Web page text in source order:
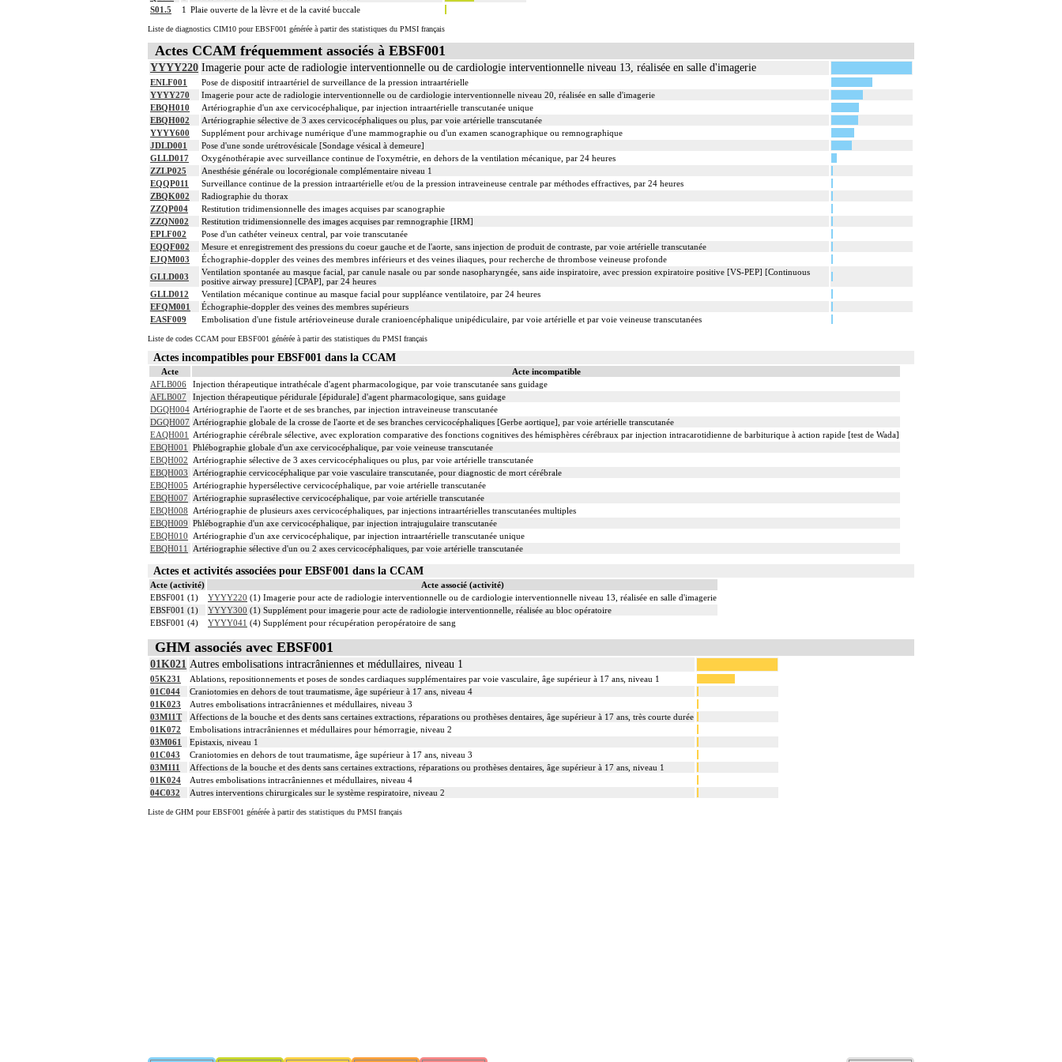
S01.5
1 Plaie ouverte de la lèvre et de la cavité buccale
Liste de diagnostics CIM10 pour EBSF001 générée à partir des statistiques du PMSI français
Actes CCAM fréquemment associés à EBSF001
YYYY220 Imagerie pour acte de radiologie interventionnelle ou de cardiologie interventionnelle niveau 13, réalisée en salle d'imagerie
ENLF001
Pose de dispositif intraartériel de surveillance de la pression intraartérielle
YYYY270
Imagerie pour acte de radiologie interventionnelle ou de cardiologie interventionnelle niveau 20, réalisée en salle d'imagerie
EBQH010
Artériographie d'un axe cervicocéphalique, par injection intraartérielle transcutanée unique
EBQH002
Artériographie sélective de 3 axes cervicocéphaliques ou plus, par voie artérielle transcutanée
YYYY600
Supplément pour archivage numérique d'une mammographie ou d'un examen scanographique ou remnographique
JDLD001
Pose d'une sonde urétrovésicale [Sondage vésical à demeure]
GLLD017
Oxygénothérapie avec surveillance continue de l'oxymétrie, en dehors de la ventilation mécanique, par 24 heures
ZZLP025
Anesthésie générale ou locorégionale complémentaire niveau 1
EQQP011
Surveillance continue de la pression intraartérielle et/ou de la pression intraveineuse centrale par méthodes effractives, par 24 heures
ZBQK002
Radiographie du thorax
ZZQP004
Restitution tridimensionnelle des images acquises par scanographie
ZZQN002
Restitution tridimensionnelle des images acquises par remnographie [IRM]
EPLF002
Pose d'un cathéter veineux central, par voie transcutanée
EQQF002
Mesure et enregistrement des pressions du coeur gauche et de l'aorte, sans injection de produit de contraste, par voie artérielle transcutanée
EJQM003
Échographie-doppler des veines des membres inférieurs et des veines iliaques, pour recherche de thrombose veineuse profonde
GLLD003
Ventilation spontanée au masque facial, par canule nasale ou par sonde nasopharyngée, sans aide inspiratoire, avec pression expiratoire positive [VS-PEP] [Continuous
positive airway pressure] [CPAP], par 24 heures
GLLD012
Ventilation mécanique continue au masque facial pour suppléance ventilatoire, par 24 heures
EFQM001
Échographie-doppler des veines des membres supérieurs
EASF009
Embolisation d'une fistule artérioveineuse durale cranioencéphalique unipédiculaire, par voie artérielle et par voie veineuse transcutanées
Liste de codes CCAM pour EBSF001 générée à partir des statistiques du PMSI français
Actes incompatibles pour EBSF001 dans la CCAM
Acte
Acte incompatible
AFLB006
Injection thérapeutique intrathécale d'agent pharmacologique, par voie transcutanée sans guidage
AFLB007
Injection thérapeutique péridurale [épidurale] d'agent pharmacologique, sans guidage
DGQH004 Artériographie de l'aorte et de ses branches, par injection intraveineuse transcutanée
DGQH007 Artériographie globale de la crosse de l'aorte et de ses branches cervicocéphaliques [Gerbe aortique], par voie artérielle transcutanée
EAQH001 Artériographie cérébrale sélective, avec exploration comparative des fonctions cognitives des hémisphères cérébraux par injection intracarotidienne de barbiturique à action rapide [test de Wada]
EBQH001 Phlébographie globale d'un axe cervicocéphalique, par voie veineuse transcutanée
EBQH002 Artériographie sélective de 3 axes cervicocéphaliques ou plus, par voie artérielle transcutanée
EBQH003 Artériographie cervicocéphalique par voie vasculaire transcutanée, pour diagnostic de mort cérébrale
EBQH005 Artériographie hypersélective cervicocéphalique, par voie artérielle transcutanée
EBQH007 Artériographie suprasélective cervicocéphalique, par voie artérielle transcutanée
EBQH008 Artériographie de plusieurs axes cervicocéphaliques, par injections intraartérielles transcutanées multiples
EBQH009 Phlébographie d'un axe cervicocéphalique, par injection intrajugulaire transcutanée
EBQH010 Artériographie d'un axe cervicocéphalique, par injection intraartérielle transcutanée unique
EBQH011 Artériographie sélective d'un ou 2 axes cervicocéphaliques, par voie artérielle transcutanée
Actes et activités associées pour EBSF001 dans la CCAM
Acte (activité)
Acte associé (activité)
EBSF001 (1)
YYYY220 (1) Imagerie pour acte de radiologie interventionnelle ou de cardiologie interventionnelle niveau 13, réalisée en salle d'imagerie
EBSF001 (1)
YYYY300 (1) Supplément pour imagerie pour acte de radiologie interventionnelle, réalisée au bloc opératoire
EBSF001 (4)
YYYY041 (4) Supplément pour récupération peropératoire de sang
GHM associés avec EBSF001
01K021 Autres embolisations intracrâniennes et médullaires, niveau 1
05K231
Ablations, repositionnements et poses de sondes cardiaques supplémentaires par voie vasculaire, âge supérieur à 17 ans, niveau 1
01C044
Craniotomies en dehors de tout traumatisme, âge supérieur à 17 ans, niveau 4
01K023
Autres embolisations intracrâniennes et médullaires, niveau 3
03M11T
Affections de la bouche et des dents sans certaines extractions, réparations ou prothèses dentaires, âge supérieur à 17 ans, très courte durée
01K072
Embolisations intracrâniennes et médullaires pour hémorragie, niveau 2
03M061
Epistaxis, niveau 1
01C043
Craniotomies en dehors de tout traumatisme, âge supérieur à 17 ans, niveau 3
03M111
Affections de la bouche et des dents sans certaines extractions, réparations ou prothèses dentaires, âge supérieur à 17 ans, niveau 1
01K024
Autres embolisations intracrâniennes et médullaires, niveau 4
04C032
Autres interventions chirurgicales sur le système respiratoire, niveau 2
Liste de GHM pour EBSF001 générée à partir des statistiques du PMSI français